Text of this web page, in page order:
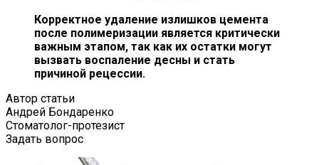
Корректное удаление излишков цемента
после полимеризации является критически
важным этапом, так как их остатки могут
вызвать воспаление десны и стать
причиной рецессии.
Автор статьи
Андрей Бондаренко
Стоматолог-протезист
Задать вопрос